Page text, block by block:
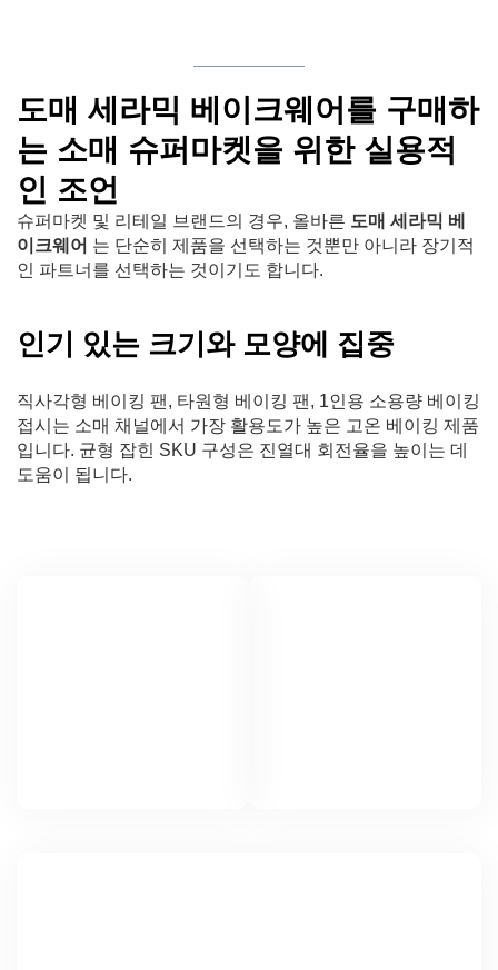
도매 세라믹 베이크웨어를 구매하
는 소매 슈퍼마켓을 위한 실용적
인 조언
슈퍼마켓 및 리테일 브랜드의 경우, 올바른 도매 세라믹 베
이크웨어 는 단순히 제품을 선택하는 것뿐만 아니라 장기적
인 파트너를 선택하는 것이기도 합니다.
인기 있는 크기와 모양에 집중
직사각형 베이킹 팬, 타원형 베이킹 팬, 1인용 소용량 베이킹
접시는 소매 채널에서 가장 활용도가 높은 고온 베이킹 제품
입니다. 균형 잡힌 SKU 구성은 진열대 회전율을 높이는 데
도움이 됩니다.